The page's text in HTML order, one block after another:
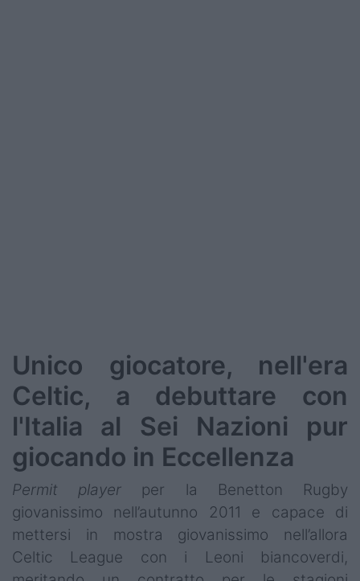
Unico giocatore, nell'era
Celtic, a debuttare con
l'Italia al Sei Nazioni pur
giocando in Eccellenza
Permit player per la Benetton Rugby
giovanissimo nell’autunno 2011 e capace di
mettersi in mostra giovanissimo nell’allora
Celtic League con i Leoni biancoverdi,